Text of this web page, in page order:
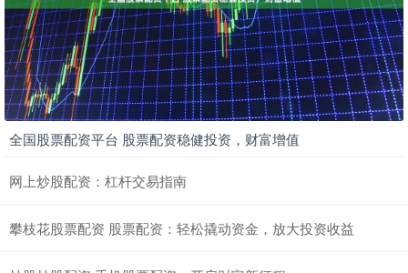
全国股票配资平台 股票配资稳健投资，财富增值
网上炒股配资：杠杆交易指南
攀枝花股票配资 股票配资：轻松撬动资金，放大投资收益